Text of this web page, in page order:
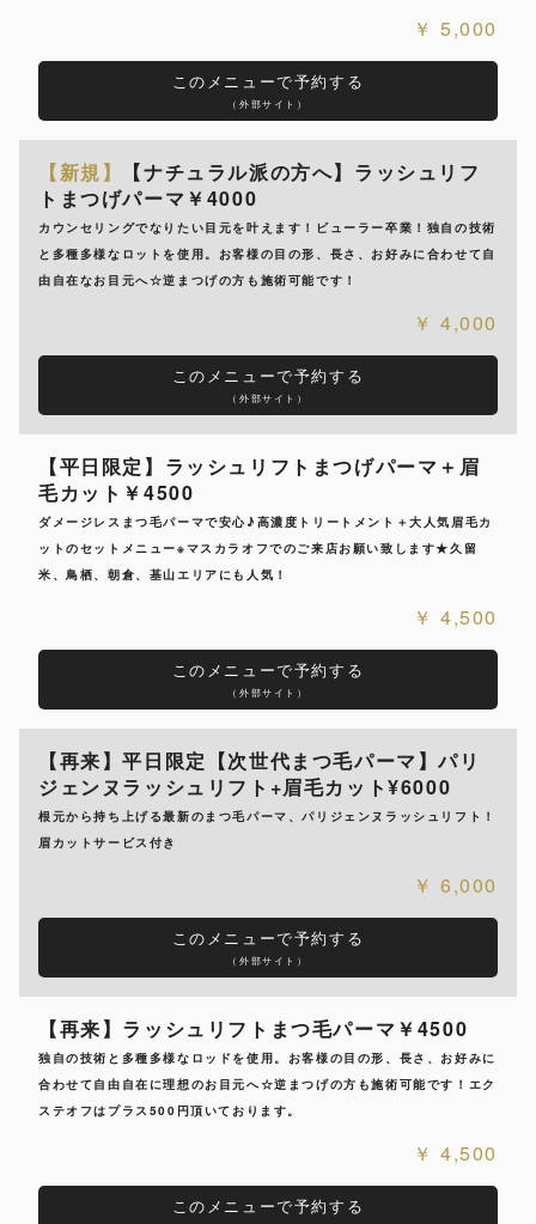
5,000
このメニューで予約する
（外部サイト）
【新規】
【ナチュラル派の方へ】ラッシュリフ
トまつげパーマ￥4000
カウンセリングでなりたい目元を叶えます！ビューラー卒業！独自の技術
と多種多様なロットを使用。お客様の目の形、長さ、お好みに合わせて自
由自在なお目元へ☆逆まつげの方も施術可能です！
4,000
このメニューで予約する
（外部サイト）
【平日限定】ラッシュリフトまつげパーマ＋眉
毛カット￥4500
ダメージレスまつ毛パーマで安心♪高濃度トリートメント＋大人気眉毛カ
ットのセットメニュー※マスカラオフでのご来店お願い致します★久留
米、鳥栖、朝倉、基山エリアにも人気！
4,500
このメニューで予約する
（外部サイト）
【再来】平日限定【次世代まつ毛パーマ】パリ
ジェンヌラッシュリフト+眉毛カット¥6000
根元から持ち上げる最新のまつ毛パーマ、パリジェンヌラッシュリフト！
眉カットサービス付き
6,000
このメニューで予約する
（外部サイト）
【再来】ラッシュリフトまつ毛パーマ￥4500
独自の技術と多種多様なロッドを使用。お客様の目の形、長さ、お好みに
合わせて自由自在に理想のお目元へ☆逆まつげの方も施術可能です！エク
ステオフはプラス500円頂いております。
4,500
このメニューで予約する